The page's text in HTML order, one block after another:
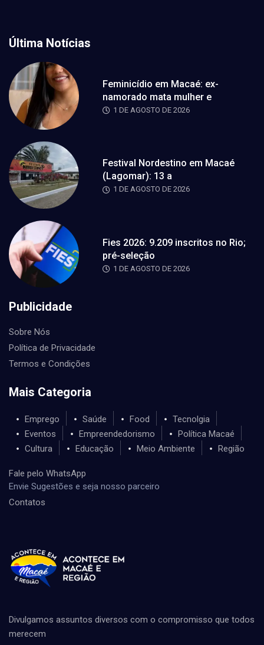
Última Notícias
Feminicídio em Macaé: ex-
namorado mata mulher e
1 DE AGOSTO DE 2026
Festival Nordestino em Macaé
(Lagomar): 13 a
1 DE AGOSTO DE 2026
Fies 2026: 9.209 inscritos no Rio;
pré-seleção
1 DE AGOSTO DE 2026
Publicidade
Sobre Nós
Política de Privacidade
Termos e Condições
Mais Categoria
Emprego Saúde Food
Tecnolgia
Eventos
Empreendedorismo
Política Macaé
Cultura
Educação Meio Ambiente Região
Fale pelo WhatsApp
Envie Sugestões e seja nosso parceiro
Contatos
Divulgamos assuntos diversos com o compromisso que todos
merecem